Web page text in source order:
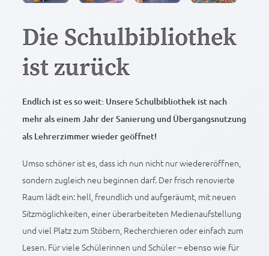
Die Schulbibliothek
ist zurück
Endlich ist es so weit: Unsere Schulbibliothek ist nach
mehr als einem Jahr der Sanierung und Übergangsnutzung
als Lehrerzimmer wieder geöffnet!
Umso schöner ist es, dass ich nun nicht nur wiedereröffnen,
sondern zugleich neu beginnen darf. Der frisch renovierte
Raum lädt ein: hell, freundlich und aufgeräumt, mit neuen
Sitzmöglichkeiten, einer überarbeiteten Medienaufstellung
und viel Platz zum Stöbern, Recherchieren oder einfach zum
Lesen. Für viele Schülerinnen und Schüler – ebenso wie für